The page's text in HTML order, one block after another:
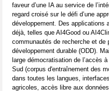
faveur d’une IA au service de
regard croisé sur le défi d’une
développement. Des applications
déjà, telles que AI4Good ou
communautés de recherche et de
développement durable (ODD).
large démocratisation de l’accès
Sud (corpus d'entraînement des
dans toutes les langues,
agricoles, accès libre aux